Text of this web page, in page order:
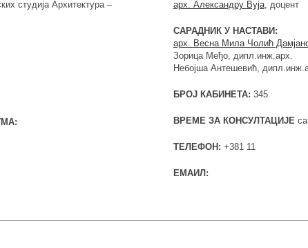
студија Архитектура –
арх. Александру Вуја, доцент
САРАДНИК У НАСТАВИ:
арх. Весна Мила Чолић
Зорица Међо, дипл.инж.арх.
Небојша Антешевић,
БРОЈ КАБИНЕТА: 345
ВРЕМЕ ЗА КОНСУЛТАЦИЈЕ
ТЕЛЕФОН: +381 11
ЕМАИЛ: